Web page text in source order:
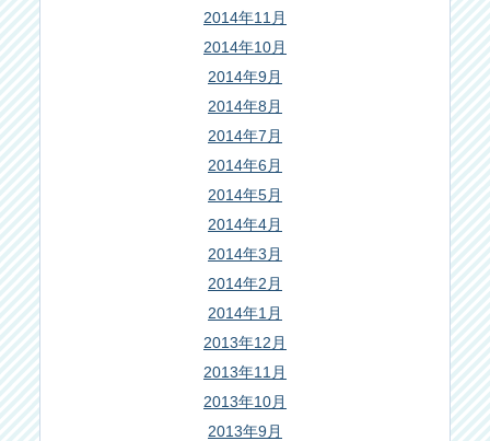
2014年11月
2014年10月
2014年9月
2014年8月
2014年7月
2014年6月
2014年5月
2014年4月
2014年3月
2014年2月
2014年1月
2013年12月
2013年11月
2013年10月
2013年9月